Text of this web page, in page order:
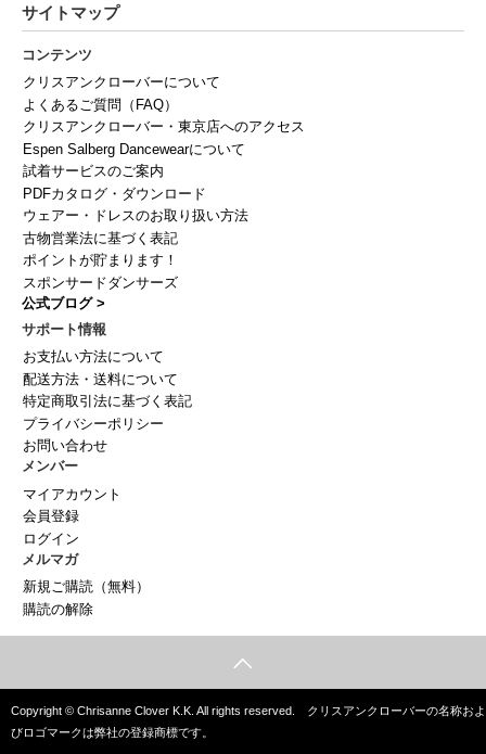
サイトマップ
コンテンツ
クリスアンクローバーについて
よくあるご質問（FAQ）
クリスアンクローバー・東京店へのアクセス
Espen Salberg Dancewearについて
試着サービスのご案内
PDFカタログ・ダウンロード
ウェアー・ドレスのお取り扱い方法
古物営業法に基づく表記
ポイントが貯まります！
スポンサードダンサーズ
公式ブログ >
サポート情報
お支払い方法について
配送方法・送料について
特定商取引法に基づく表記
プライバシーポリシー
お問い合わせ
メンバー
マイアカウント
会員登録
ログイン
メルマガ
新規ご購読（無料）
購読の解除
Copyright © Chrisanne Clover K.K. All rights reserved. クリスアンクローバーの名称およ
びロゴマークは弊社の登録商標です。